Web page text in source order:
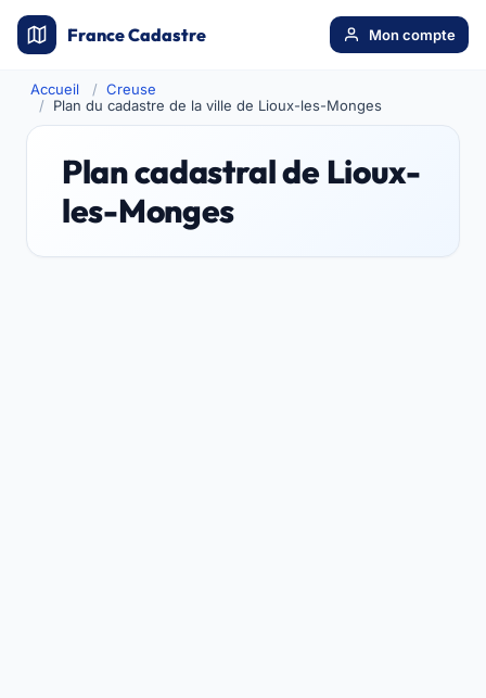
France Cadastre Mon compte
Accueil
Creuse
Plan du cadastre de la ville de Lioux-les-Monges
Plan cadastral de Lioux-
les-Monges